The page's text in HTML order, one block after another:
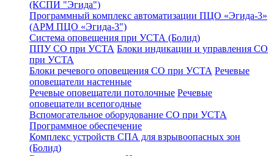
(КСПИ "Эгида")
Программный комплекс автоматизации ПЦО «Эгида-3»
(АРМ ПЦО «Эгида-3")
Система оповещения при УСТА (Болид)
ППУ СО при УСТА Блоки индикации и управления СО
при УСТА
Блоки речевого оповещения СО при УСТА Речевые
оповещатели настенные
Речевые оповещатели потолочные Речевые
оповещатели всепогодные
Вспомогательное оборудование СО при УСТА
Программное обеспечение
Комплекс устройств СПА для взрывоопасных зон
(Болид)